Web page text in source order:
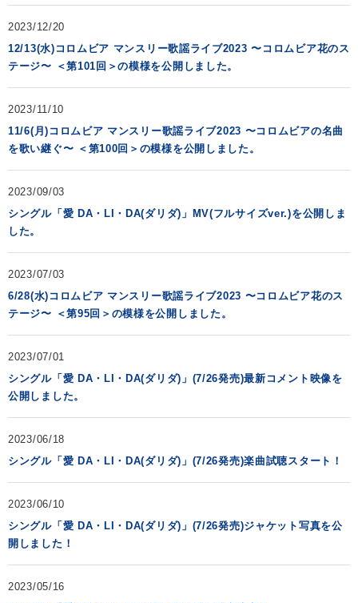
2023/12/20
12/13(水)コロムビア マンスリー歌謡ライブ2023 〜コロムビア花のス
テージ〜 ＜第101回＞の模様を公開しました。
2023/11/10
11/6(月)コロムビア マンスリー歌謡ライブ2023 〜コロムビアの名曲
を歌い継ぐ〜 ＜第100回＞の模様を公開しました。
2023/09/03
シングル「愛 DA・LI・DA(ダリダ)」MV(フルサイズver.)を公開しま
した。
2023/07/03
6/28(水)コロムビア マンスリー歌謡ライブ2023 〜コロムビア花のス
テージ〜 ＜第95回＞の模様を公開しました。
2023/07/01
シングル「愛 DA・LI・DA(ダリダ)」(7/26発売)最新コメント映像を
公開しました。
2023/06/18
シングル「愛 DA・LI・DA(ダリダ)」(7/26発売)楽曲試聴スタート！
2023/06/10
シングル「愛 DA・LI・DA(ダリダ)」(7/26発売)ジャケット写真を公
開しました！
2023/05/16